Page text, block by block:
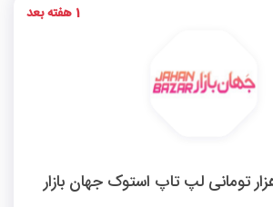
1 هفته بعد